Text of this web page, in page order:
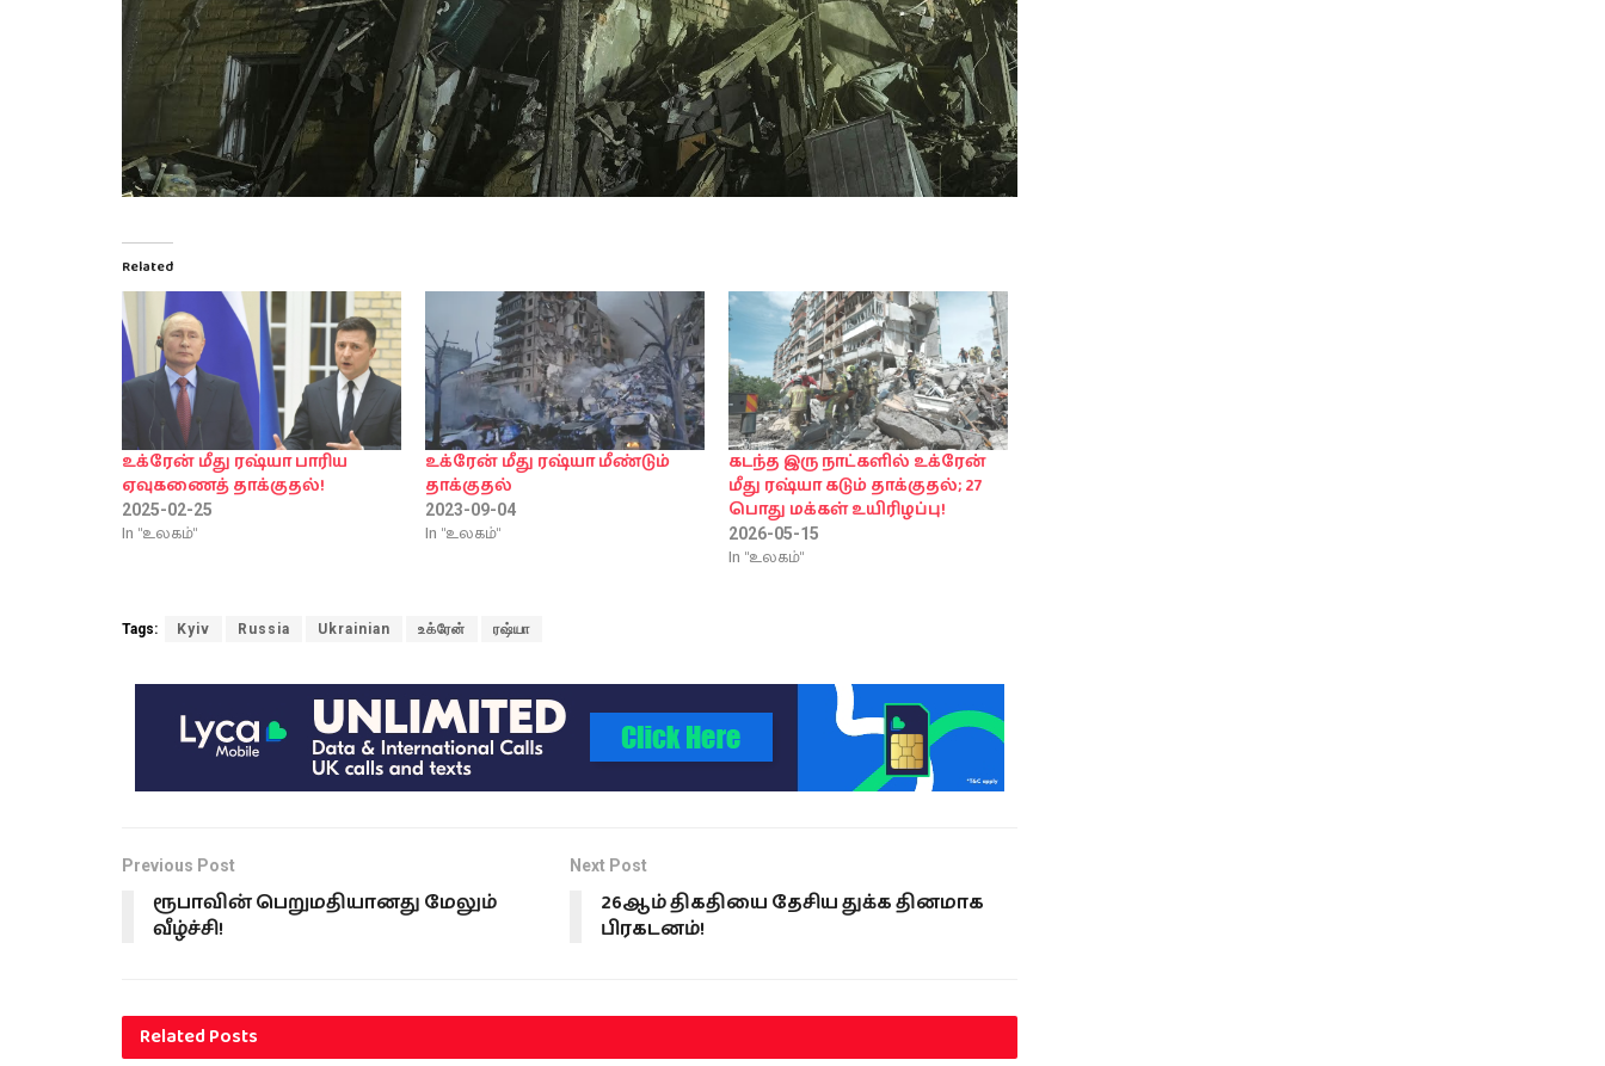
Related
உக்ரேன் மீது ரஷ்யா பாரிய
ஏவுகணைத் தாக்குதல்!
2025-02-25
In "உலகம்"
உக்ரேன் மீது ரஷ்யா மீண்டும்
தாக்குதல்
2023-09-04
In "உலகம்"
கடந்த இரு நாட்களில் உக்ரேன்
மீது ரஷ்யா கடும் தாக்குதல்; 27
பொது மக்கள் உயிரிழப்பு!
2026-05-15
In "உலகம்"
Tags: Kyiv Russia Ukrainian உக்ரேன் ரஷ்யா
Previous Post
ரூபாவின் பெறுமதியானது மேலும்
வீழ்ச்சி!
Next Post
26ஆம் திகதியை தேசிய துக்க தினமாக
பிரகடனம்!
RelatedPosts